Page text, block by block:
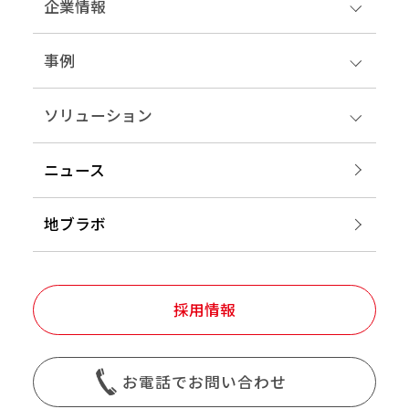
企業情報
事例
ソリューション
ニュース
地ブラボ
採用情報
お電話でお問い合わせ